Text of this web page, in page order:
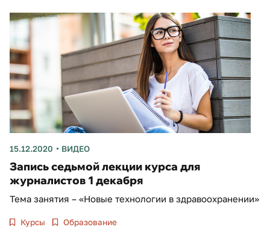
15.12.2020 ВИДЕО
Запись седьмой лекции курса для
журналистов 1 декабря
Тема занятия – «Новые технологии в здравоохранении»
Курсы Образование